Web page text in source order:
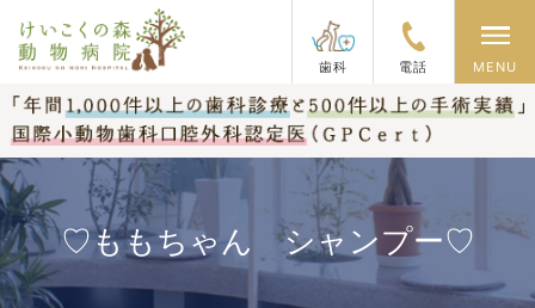
歯科 電話
メ
MENU
♡ももちゃん シャンプー♡